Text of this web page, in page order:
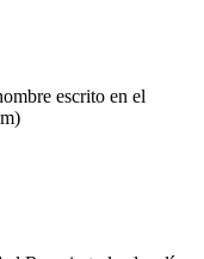
escrito en el